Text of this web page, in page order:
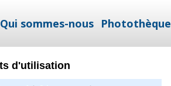
Qui sommes-nous Photothèque